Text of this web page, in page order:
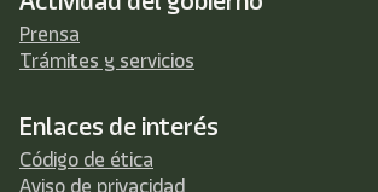
Prensa
Trámites y servicios
Enlaces de interés
Código de ética
Aviso de privacidad